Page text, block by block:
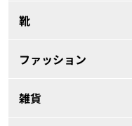
靴
ファッション
雑貨